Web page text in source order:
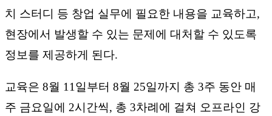
치 스터디 등 창업 실무에 필요한 내용을 교육하고,
현장에서 발생할 수 있는 문제에 대처할 수 있도록
정보를 제공하게 된다.
교육은 8월 11일부터 8월 25일까지 총 3주 동안 매
주 금요일에 2시간씩, 총 3차례에 걸쳐 오프라인 강